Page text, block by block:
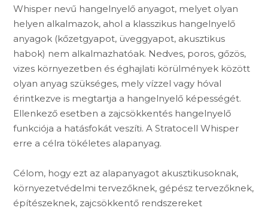
Whisper nevű hangelnyelő anyagot, melyet olyan
helyen alkalmazok, ahol a klasszikus hangelnyelő
anyagok (kőzetgyapot, üveggyapot, akusztikus
habok) nem alkalmazhatóak. Nedves, poros, gőzös,
vizes környezetben és éghajlati körülmények között
olyan anyag szükséges, mely vízzel vagy hóval
érintkezve is megtartja a hangelnyelő képességét.
Ellenkező esetben a zajcsökkentés hangelnyelő
funkciója a hatásfokát veszíti. A Stratocell Whisper
erre a célra tökéletes alapanyag.
Célom, hogy ezt az alapanyagot akusztikusoknak,
környezetvédelmi tervezőknek, gépész tervezőknek,
építészeknek, zajcsökkentő rendszereket